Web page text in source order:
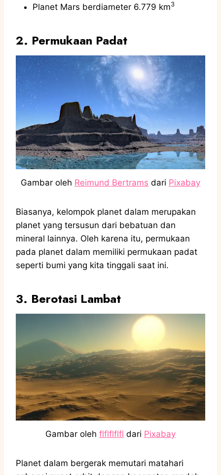
Planet Mars berdiameter 6.779 km3
2. Permukaan Padat
Gambar oleh Reimund Bertrams dari Pixabay
Biasanya, kelompok planet dalam merupakan
planet yang tersusun dari bebatuan dan
mineral lainnya. Oleh karena itu, permukaan
pada planet dalam memiliki permukaan padat
seperti bumi yang kita tinggali saat ini.
3. Berotasi Lambat
Gambar oleh flflflflfl dari Pixabay
Planet dalam bergerak memutari matahari